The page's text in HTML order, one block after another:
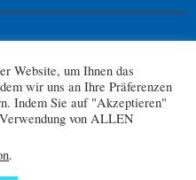
Website, um Ihnen das
wir uns an Ihre Präferenzen
Indem Sie auf "Akzeptieren"
von ALLEN
.